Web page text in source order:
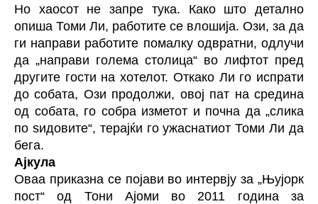
Но хаосот не запре тука. Како што детално
опиша Томи Ли, работите се влошија. Ози, за да
ги направи работите помалку одвратни, одлучи
да „направи голема столица“ во лифтот пред
другите гости на хотелот. Откако Ли го испрати
до собата, Ози продолжи, овој пат на средина
од собата, го собра изметот и почна да „слика
по ѕидовите“, терајќи го ужаснатиот Томи Ли да
бега.
Ајкула
Оваа приказна се појави во интервју за „Њујорк
пост“ од Тони Ајоми во 2011 година за